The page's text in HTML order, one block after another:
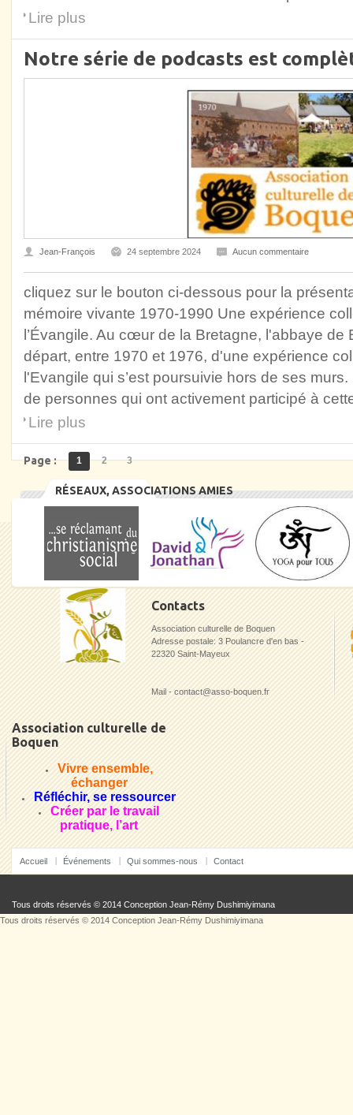
Lire plus
Notre série de podcasts est
Jean-François 24 septembre 2024 Aucun commentaire
cliquez sur le bouton ci-dessous pour la
mémoire vivante 1970-1990 Une expérience
l’Évangile. Au cœur de la Bretagne, l'abbaye de
départ, entre 1970 et 1976, d'une expérience
l'Evangile qui s’est poursuivie hors de ses
de personnes qui ont activement participé à
Lire plus
Page : 1 2 3
RÉSEAUX, ASSOCIATIONS AMIES
Contacts
Association culturelle de Boquen
Adresse postale: 3 Poulancre d'en bas -
22320 Saint-Mayeux
Mail - contact@asso-boquen.fr
Association culturelle de
Boquen
Vivre ensemble,
échanger
Réfléchir, se ressourcer
Créer par le travail
pratique, l’art
Accueil Événements Qui sommes-nous Contact
Tous droits réservés © 2014 Conception Jean-Rémy Dushimiyimana
Tous droits réservés © 2014 Conception Jean-Rémy Dushimiyimana